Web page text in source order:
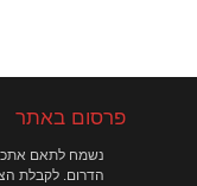
פרסום באתר
נשמח לתאם
הדרום. לקבלת